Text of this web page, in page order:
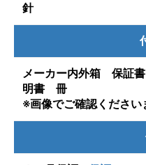
針
メーカー内外箱 保証
明書 冊
※画像でご確認ください